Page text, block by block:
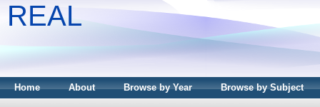
REAL
Home About Browse by Year Browse by Subject